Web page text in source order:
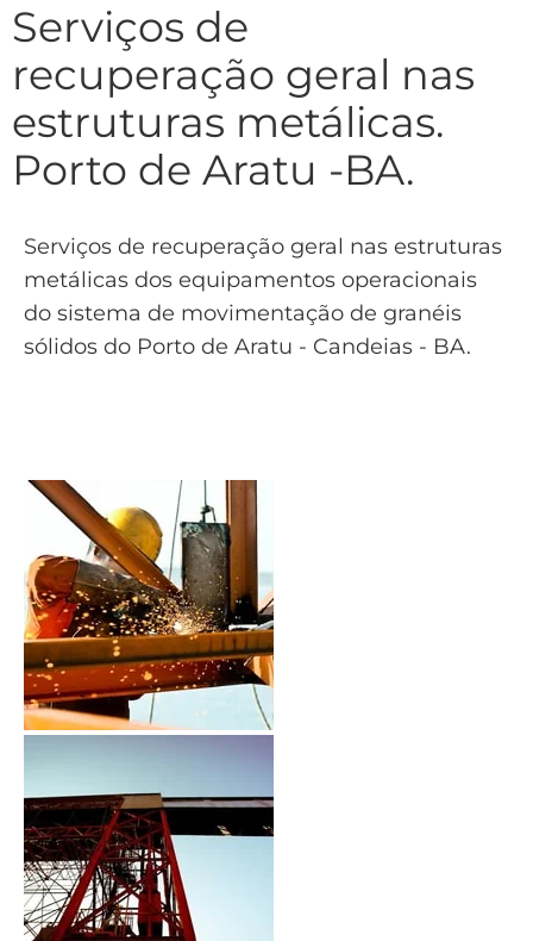
Serviços de
recuperação geral nas
estruturas metálicas.
Porto de Aratu -BA.
Serviços de recuperação geral nas estruturas
metálicas dos equipamentos operacionais
do sistema de movimentação de granéis
sólidos do Porto de Aratu - Candeias - BA.